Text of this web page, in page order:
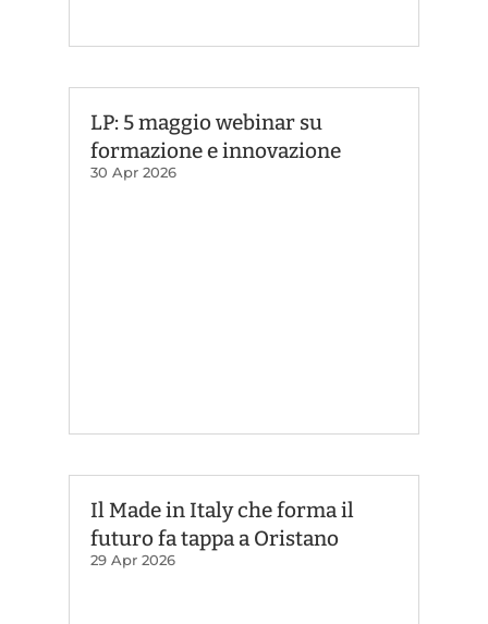
LP: 5 maggio webinar su
formazione e innovazione
30 Apr 2026
Il Made in Italy che forma il
futuro fa tappa a Oristano
29 Apr 2026